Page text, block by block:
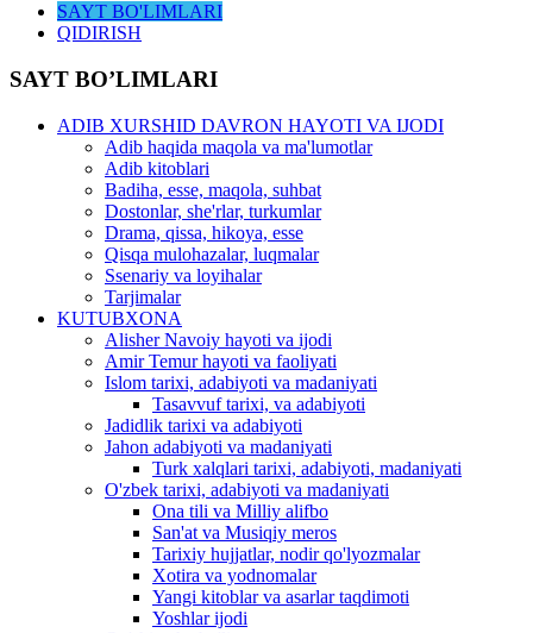
SAYT BO'LIMLARI
QIDIRISH
SAYT BO’LIMLARI
ADIB XURSHID DAVRON HAYOTI VA IJODI
Adib haqida maqola va ma'lumotlar
Adib kitoblari
Badiha, esse, maqola, suhbat
Dostonlar, she'rlar, turkumlar
Drama, qissa, hikoya, esse
Qisqa mulohazalar, luqmalar
Ssenariy va loyihalar
Tarjimalar
KUTUBXONA
Alisher Navoiy hayoti va ijodi
Amir Temur hayoti va faoliyati
Islom tarixi, adabiyoti va madaniyati
Tasavvuf tarixi, va adabiyoti
Jadidlik tarixi va adabiyoti
Jahon adabiyoti va madaniyati
Turk xalqlari tarixi, adabiyoti, madaniyati
O'zbek tarixi, adabiyoti va madaniyati
Ona tili va Milliy alifbo
San'at va Musiqiy meros
Tarixiy hujjatlar, nodir qo'lyozmalar
Xotira va yodnomalar
Yangi kitoblar va asarlar taqdimoti
Yoshlar ijodi